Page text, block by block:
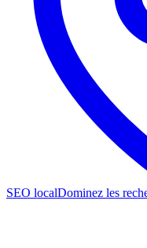
SEO localDominez les